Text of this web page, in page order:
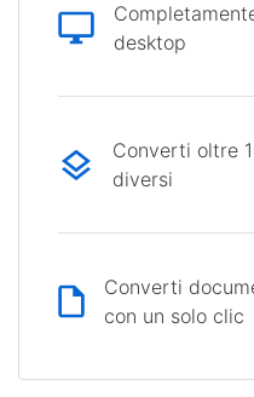
desktop
Converti oltre
diversi
Converti
con un solo clic